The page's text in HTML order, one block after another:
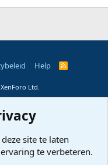
Help
R
S
Ltd.
site te laten
te verbeteren.